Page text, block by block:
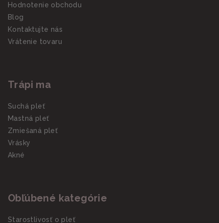
Hodnotenie obchodu
Blog
Kontaktujte nás
Vrátenie tovaru
Trápi ma
Suchá pleť
Mastná pleť
Zmiešaná pleť
Vrásky
Akné
Obľúbené kategórie
Starostlivosť o pleť